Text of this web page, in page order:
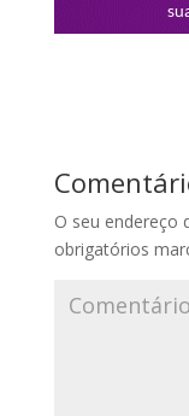
O seu endereço
obrigatórios